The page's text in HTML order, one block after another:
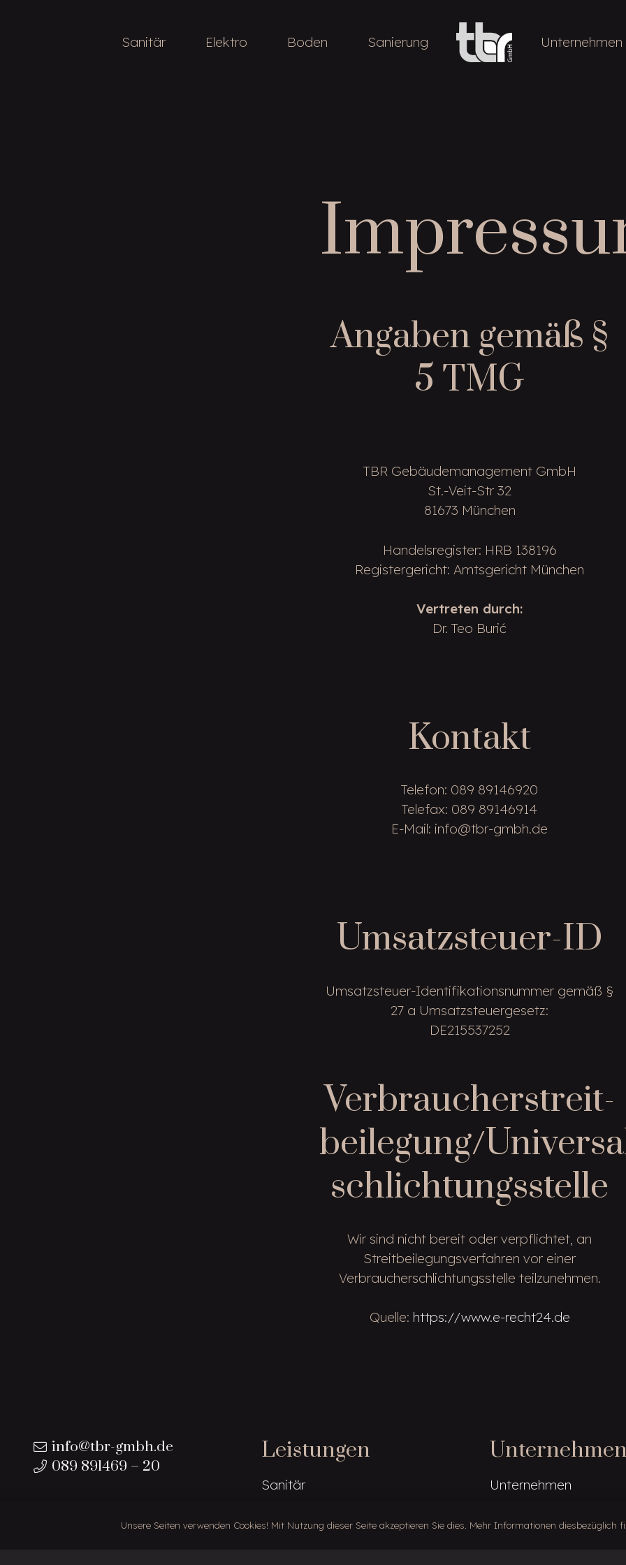
Sanitär Elektro Boden Sanierung Unternehmen
Angaben gemäß §
5 TMG
TBR Gebäudemanagement GmbH
St.-Veit-Str 32
81673 München
Handelsregister: HRB 138196
Registergericht: Amtsgericht München
Vertreten durch:
Dr. Teo Burić
Kontakt
Telefon: 089 89146920
Telefax: 089 89146914
E-Mail: info@tbr-gmbh.de
Umsatzsteuer-ID
Umsatzsteuer-Identifikationsnummer gemäß §
27 a Umsatzsteuergesetz:
DE215537252
Verbraucher­streit­
beilegung/
schlichtungs­stelle
Wir sind nicht bereit oder verpflichtet, an
Streitbeilegungsverfahren vor einer
Verbraucherschlichtungsstelle teilzunehmen.
Quelle: https://www.e-recht24.de
info@tbr-gmbh.de
089 891469 – 20
Leistungen
Sanitär
Boden
Unternehmen
Unsere Seiten verwenden Cookies! Mit Nutzung dieser Seite akzeptieren Sie dies. Mehr Informationen diesbezüglich